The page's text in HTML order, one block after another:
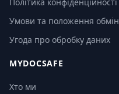
Політика конфіденційності
Умови та положення
Угода про обробку даних
MYDOCSAFE
Хто ми